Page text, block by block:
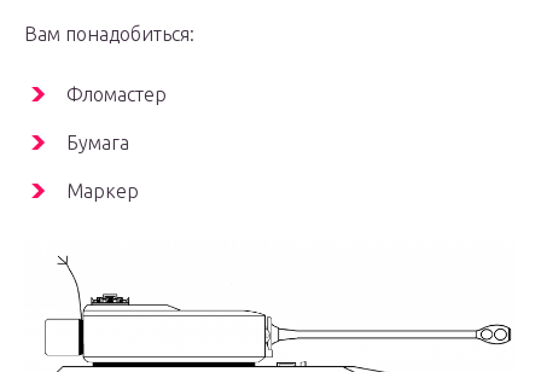
Вам понадобиться:
Фломастер
Бумага
Маркер